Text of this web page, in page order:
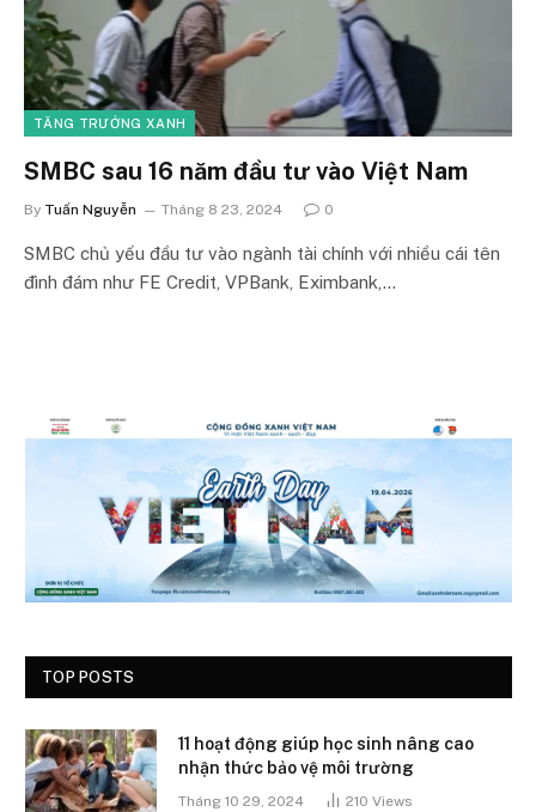
TĂNG TRƯỞNG XANH
SMBC sau 16 năm đầu tư vào Việt Nam
By Tuấn Nguyễn Tháng 8 23, 2024 0
SMBC chủ yếu đầu tư vào ngành tài chính với nhiều cái tên
đình đám như FE Credit, VPBank, Eximbank,…
TOP POSTS
11 hoạt động giúp học sinh nâng cao
nhận thức bảo vệ môi trường
Tháng 10 29, 2024 210 Views